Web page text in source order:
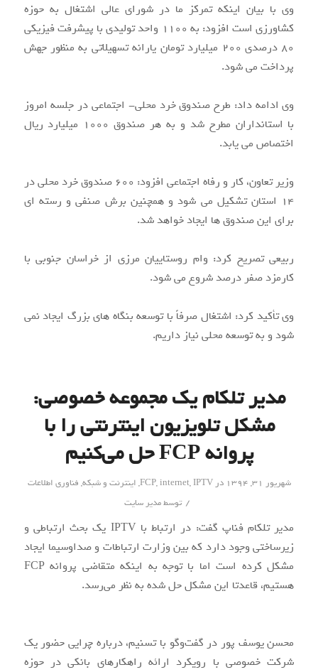
وی با بیان اینکه تمرکز ما در شورای عالی اشتغال به حوزه
کشاورزی است افزود: به 1100 واحد تولیدی با پیشرفت فیزیکی
80 درصدی 200 میلیارد تومان یارانه تسهیلاتی به منظور جهش
پرداخت می شود.
وی ادامه داد: طرح صندوق خرد محلی- اجتماعی در جلسه امروز
با استانداران مطرح شد و به هر صندوق 1000 میلیارد ریال
اختصاص می یابد.
وزیر تعاون، کار و رفاه اجتماعی افزود: 600 صندوق خرد محلی در
14 استان تشکیل می شود و همچنین برش صنفی و رسته ای
برای این صندوق ها ایجاد خواهد شد.
ربیعی تصریح کرد: وام روستاییان مرزی از خراسان جنوبی با
کارمزد صفر درصد شروع می شود.
وی تأکید کرد: اشتغال صرفاً با توسعه بنگاه های بزرگ ایجاد نمی
شود و به توسعه محلی نیاز داریم.
مدیر تلکام یک مجموعه خصوصی:
مشکل تلویزیون اینترنتی را با
پروانه FCP حل می‌کنیم
شهریور ۳۱, ۱۳۹۴ در FCP,internet, IPTV
, اینترنت و شبکه, فناوری اطلاعات
/ توسطمدیر سایت
مدیر تلکام فناپ گفت: در ارتباط با IPTV یک بحث ارتباطی و
زیرساختی وجود دارد که بین وزارت ارتباطات و صداوسیما ایجاد
مشکل کرده است اما با توجه به اینکه متقاضی پروانه FCP
هستیم، قاعدتا این مشکل حل شده به نظر می‌رسد.
محسن یوسف پور در گفت‌وگو با تسنیم، درباره چرایی حضور یک
شرکت خصوصی با رویکرد ارائه راهکارهای بانکی در حوزه